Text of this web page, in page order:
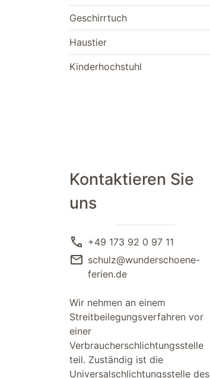
Geschirrtuch
Haustier
Kinderhochstuhl
Kontaktieren Sie
uns
call +49 173 92 0 97 11
mail schulz@wunderschoene-
ferien.de
Wir nehmen an einem
Streitbeilegungsverfahren vor
einer
Verbraucherschlichtungsstelle
teil. Zuständig ist die
Universalschlichtungsstelle des